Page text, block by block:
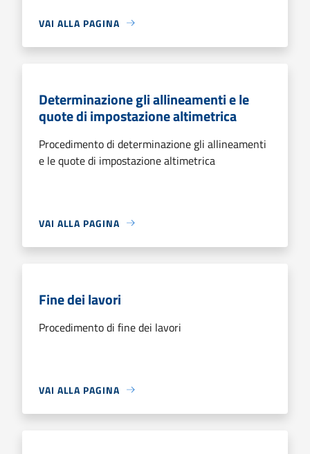
VAI ALLA PAGINA
Determinazione gli allineamenti e le
quote di impostazione altimetrica
Procedimento di determinazione gli allineamenti
e le quote di impostazione altimetrica
VAI ALLA PAGINA
Fine dei lavori
Procedimento di fine dei lavori
VAI ALLA PAGINA